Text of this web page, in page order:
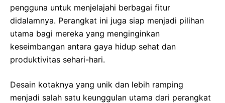
pengguna untuk menjelajahi berbagai fitur
didalamnya. Perangkat ini juga siap menjadi pilihan
utama bagi mereka yang menginginkan
keseimbangan antara gaya hidup sehat dan
produktivitas sehari-hari.
Desain kotaknya yang unik dan lebih ramping
menjadi salah satu keunggulan utama dari perangkat